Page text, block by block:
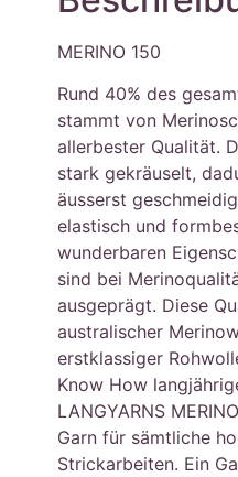
MERINO 150
Rund 40% des
stammt von
allerbester Qualität.
stark gekräuselt,
äusserst
elastisch und
wunderbaren
sind bei
ausgeprägt. Diese
australischer
erstklassiger
Know How
LANGYARNS
Garn für sämtliche
Strickarbeiten. Ein